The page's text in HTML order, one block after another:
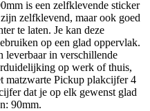
is een zelfklevende sticker
zelfklevend, maar ook goed
te laten. Je kan deze
op een glad oppervlak.
leverbaar in verschillende
op werk of thuis,
matzwarte Pickup plakcijfer 4
dat je op elk gewenst glad
90mm.